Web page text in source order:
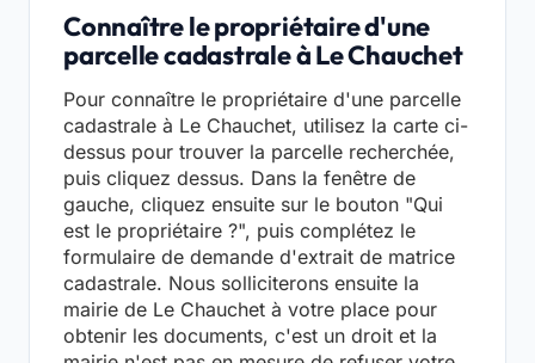
Connaître le propriétaire d'une
parcelle cadastrale à Le Chauchet
Pour connaître le propriétaire d'une parcelle
cadastrale à Le Chauchet, utilisez la carte ci-
dessus pour trouver la parcelle recherchée,
puis cliquez dessus. Dans la fenêtre de
gauche, cliquez ensuite sur le bouton "Qui
est le propriétaire ?", puis complétez le
formulaire de demande d'extrait de matrice
cadastrale. Nous solliciterons ensuite la
mairie de Le Chauchet à votre place pour
obtenir les documents, c'est un droit et la